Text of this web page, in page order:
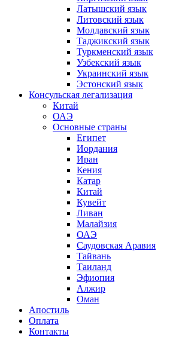
Латышский язык
Литовский язык
Молдавский язык
Таджикский язык
Туркменский язык
Узбекский язык
Украинский язык
Эстонский язык
Консульская легализация
Китай
ОАЭ
Основные страны
Египет
Иордания
Иран
Кения
Катар
Китай
Кувейт
Ливан
Малайзия
ОАЭ
Саудовская Аравия
Тайвань
Таиланд
Эфиопия
Алжир
Оман
Апостиль
Оплата
Контакты